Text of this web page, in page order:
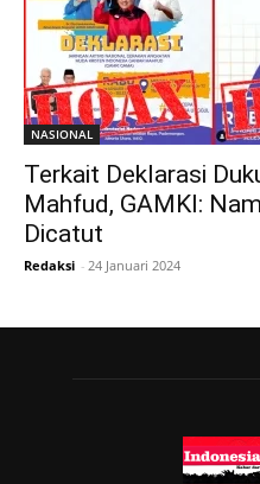
NASIONAL
Terkait Deklarasi
Mahfud, GAMKI:
Dicatut
Redaksi - 24 Januari 2024